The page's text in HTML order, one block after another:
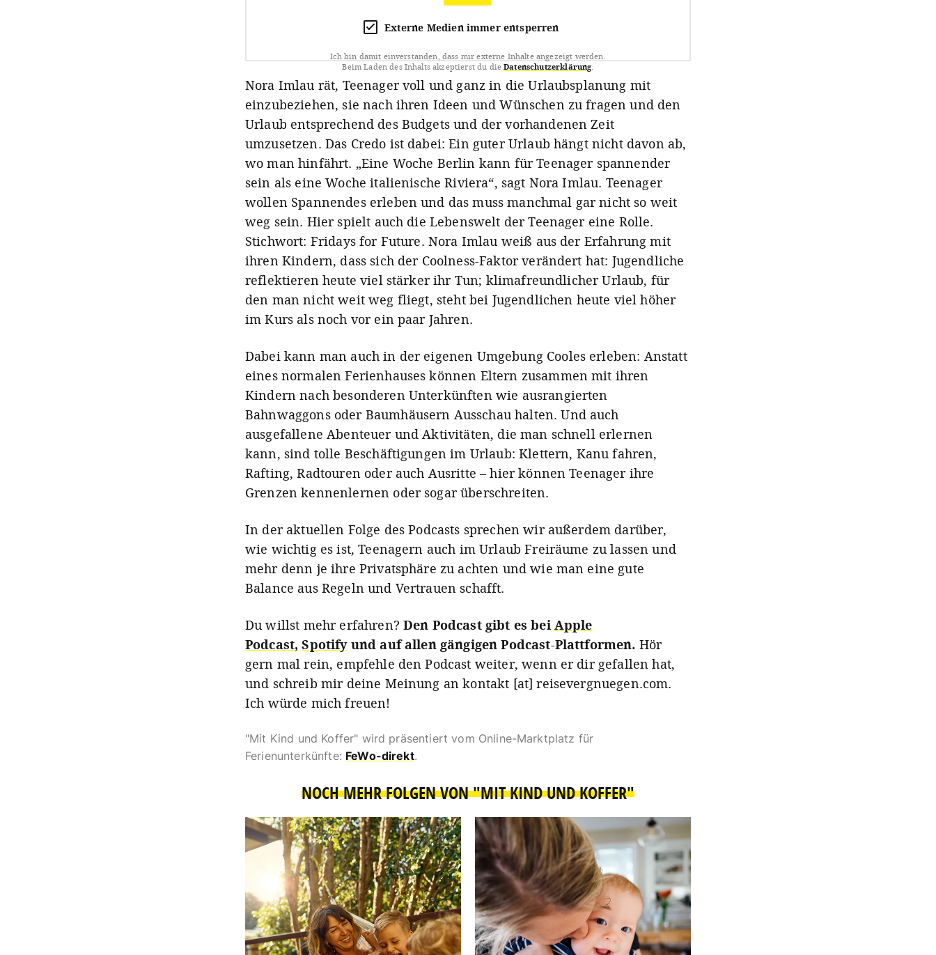
Externe Medien immer entsperren
Ich bin damit einverstanden, dass mir externe Inhalte angezeigt werden.
Beim Laden des Inhalts akzeptierst du dieDatenschutzerklärung
Nora Imlau rät, Teenager voll und ganz in die Urlaubsplanung mit
einzubeziehen, sie nach ihren Ideen und Wünschen zu fragen und den
Urlaub entsprechend des Budgets und der vorhandenen Zeit
umzusetzen. Das Credo ist dabei: Ein guter Urlaub hängt nicht davon ab,
wo man hinfährt. „Eine Woche Berlin kann für Teenager spannender
sein als eine Woche italienische Riviera“, sagt Nora Imlau. Teenager
wollen Spannendes erleben und das muss manchmal gar nicht so weit
weg sein. Hier spielt auch die Lebenswelt der Teenager eine Rolle.
Stichwort: Fridays for Future. Nora Imlau weiß aus der Erfahrung mit
ihren Kindern, dass sich der Coolness-Faktor verändert hat: Jugendliche
reflektieren heute viel stärker ihr Tun; klimafreundlicher Urlaub, für
den man nicht weit weg fliegt, steht bei Jugendlichen heute viel höher
im Kurs als noch vor ein paar Jahren.
Dabei kann man auch in der eigenen Umgebung Cooles erleben: Anstatt
eines normalen Ferienhauses können Eltern zusammen mit ihren
Kindern nach besonderen Unterkünften wie ausrangierten
Bahnwaggons oder Baumhäusern Ausschau halten. Und auch
ausgefallene Abenteuer und Aktivitäten, die man schnell erlernen
kann, sind tolle Beschäftigungen im Urlaub: Klettern, Kanu fahren,
Rafting, Radtouren oder auch Ausritte – hier können Teenager ihre
Grenzen kennenlernen oder sogar überschreiten.
In der aktuellen Folge des Podcasts sprechen wir außerdem darüber,
wie wichtig es ist, Teenagern auch im Urlaub Freiräume zu lassen und
mehr denn je ihre Privatsphäre zu achten und wie man eine gute
Balance aus Regeln und Vertrauen schafft.
Du willst mehr erfahren? Den Podcast gibt es bei Apple
Podcast,Spotifyund auf allen gängigen Podcast-Plattformen. Hör
gern mal rein, empfehle den Podcast weiter, wenn er dir gefallen hat,
und schreib mir deine Meinung an kontakt [at] reisevergnuegen.com.
Ich würde mich freuen!
"Mit Kind und Koffer" wird präsentiert vom Online-Marktplatz für
Ferienunterkünfte: FeWo-direkt.
NOCH MEHR FOLGEN VON "MIT KIND UND KOFFER"